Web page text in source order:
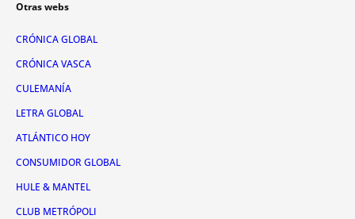
Otras webs
CRÓNICA GLOBAL
CRÓNICA VASCA
CULEMANÍA
LETRA GLOBAL
ATLÁNTICO HOY
CONSUMIDOR GLOBAL
HULE & MANTEL
CLUB METRÓPOLI